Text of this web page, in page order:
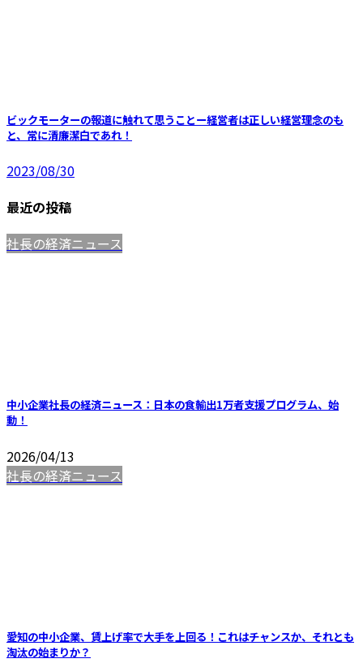
ビックモーターの報道に触れて思うことー経営者は正しい経営理念のも
と、常に清廉潔白であれ！
2023/08/30
最近の投稿
社長の経済ニュース
中小企業社長の経済ニュース：日本の食輸出1万者支援プログラム、始
動！
2026/04/13
社長の経済ニュース
愛知の中小企業、賃上げ率で大手を上回る！これはチャンスか、それとも
淘汰の始まりか？